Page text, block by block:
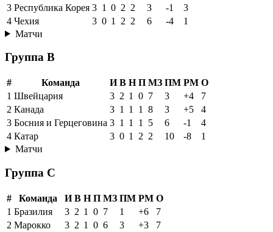
3 Республика Корея 3 1 0 2 2 3 -1
3
4 Чехия 3 0 1 2 2 6 -4
1
Матчи
Группа B
# Команда И В Н П МЗ ПМ РМ О
1 Швейцария 3 2 1 0 7 3 +4
7
2 Канада 3 1 1 1 8 3 +5
4
3 Босния и Герцеговина 3 1 1 1 5 6 -1
4
4 Катар 3 0 1 2 2 10 -8
1
Матчи
Группа C
# Команда И В Н П МЗ ПМ РМ О
1 Бразилия 3 2 1 0 7 1 +6
7
2 Марокко 3 2 1 0 6 3 +3
7